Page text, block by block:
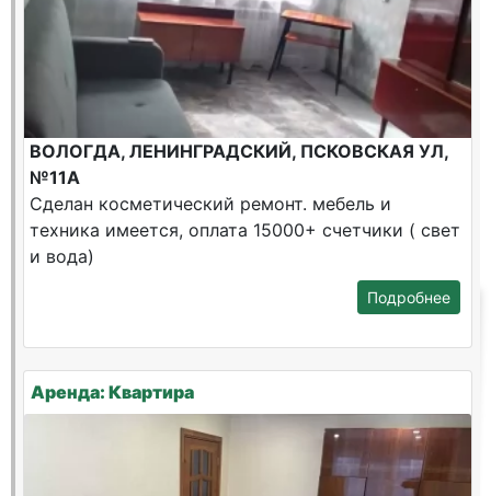
ВОЛОГДА, ЛЕНИНГРАДСКИЙ, ПСКОВСКАЯ УЛ,
№11А
Сделан косметический ремонт. мебель и
техника имеется, оплата 15000+ счетчики ( свет
и вода)
Подробнее
Аренда: Квартира